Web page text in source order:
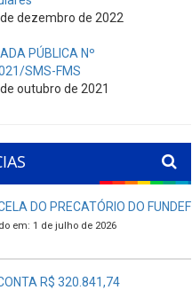
dezembro de 2022
PÚBLICA Nº
SMS-FMS
outubro de 2021
DO PRECATÓRIO DO FUNDEF
em: 1 de julho de 2026
R$ 320.841,74